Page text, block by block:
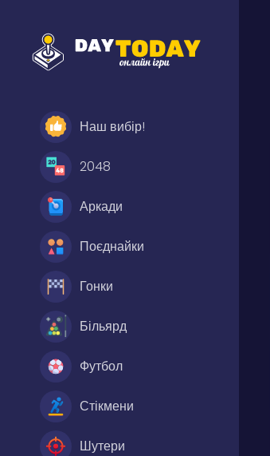
Наш вибір!
2048
Аркади
Поєднайки
Гонки
Більярд
Футбол
Стікмени
Шутери